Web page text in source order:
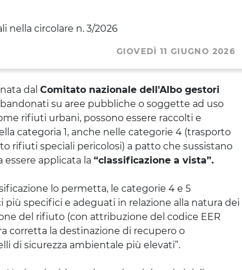
nella circolare n. 3/2026
GIOVEDÌ 11 GIUGNO 2026
dal Comitato nazionale dell'Albo gestori
su aree pubbliche o soggette ad uso
rifiuti urbani, possono essere raccolti e
categoria 1, anche nelle categorie 4 (trasporto
rifiuti speciali pericolosi) a patto che sussistano
applicata la “classificazione a vista”.
lo permetta, le categorie 4 e 5
specifici e adeguati in relazione alla natura dei
del rifiuto (con attribuzione del codice EER
corretta la destinazione di recupero o
di sicurezza ambientale più elevati”.